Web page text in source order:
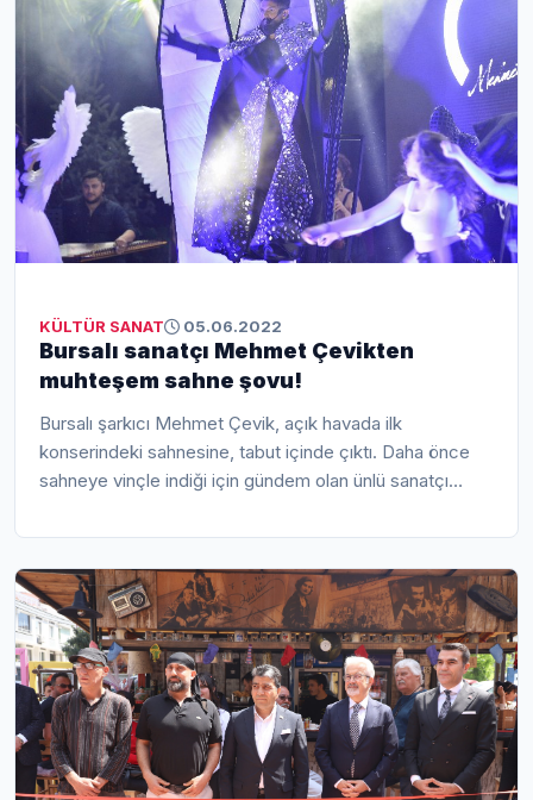
KÜLTÜR SANAT 05.06.2022
Bursalı sanatçı Mehmet Çevikten
muhteşem sahne şovu!
Bursalı şarkıcı Mehmet Çevik, açık havada ilk
konserindeki sahnesine, tabut içinde çıktı. Daha önce
sahneye vinçle indiği için gündem olan ünlü sanatçı